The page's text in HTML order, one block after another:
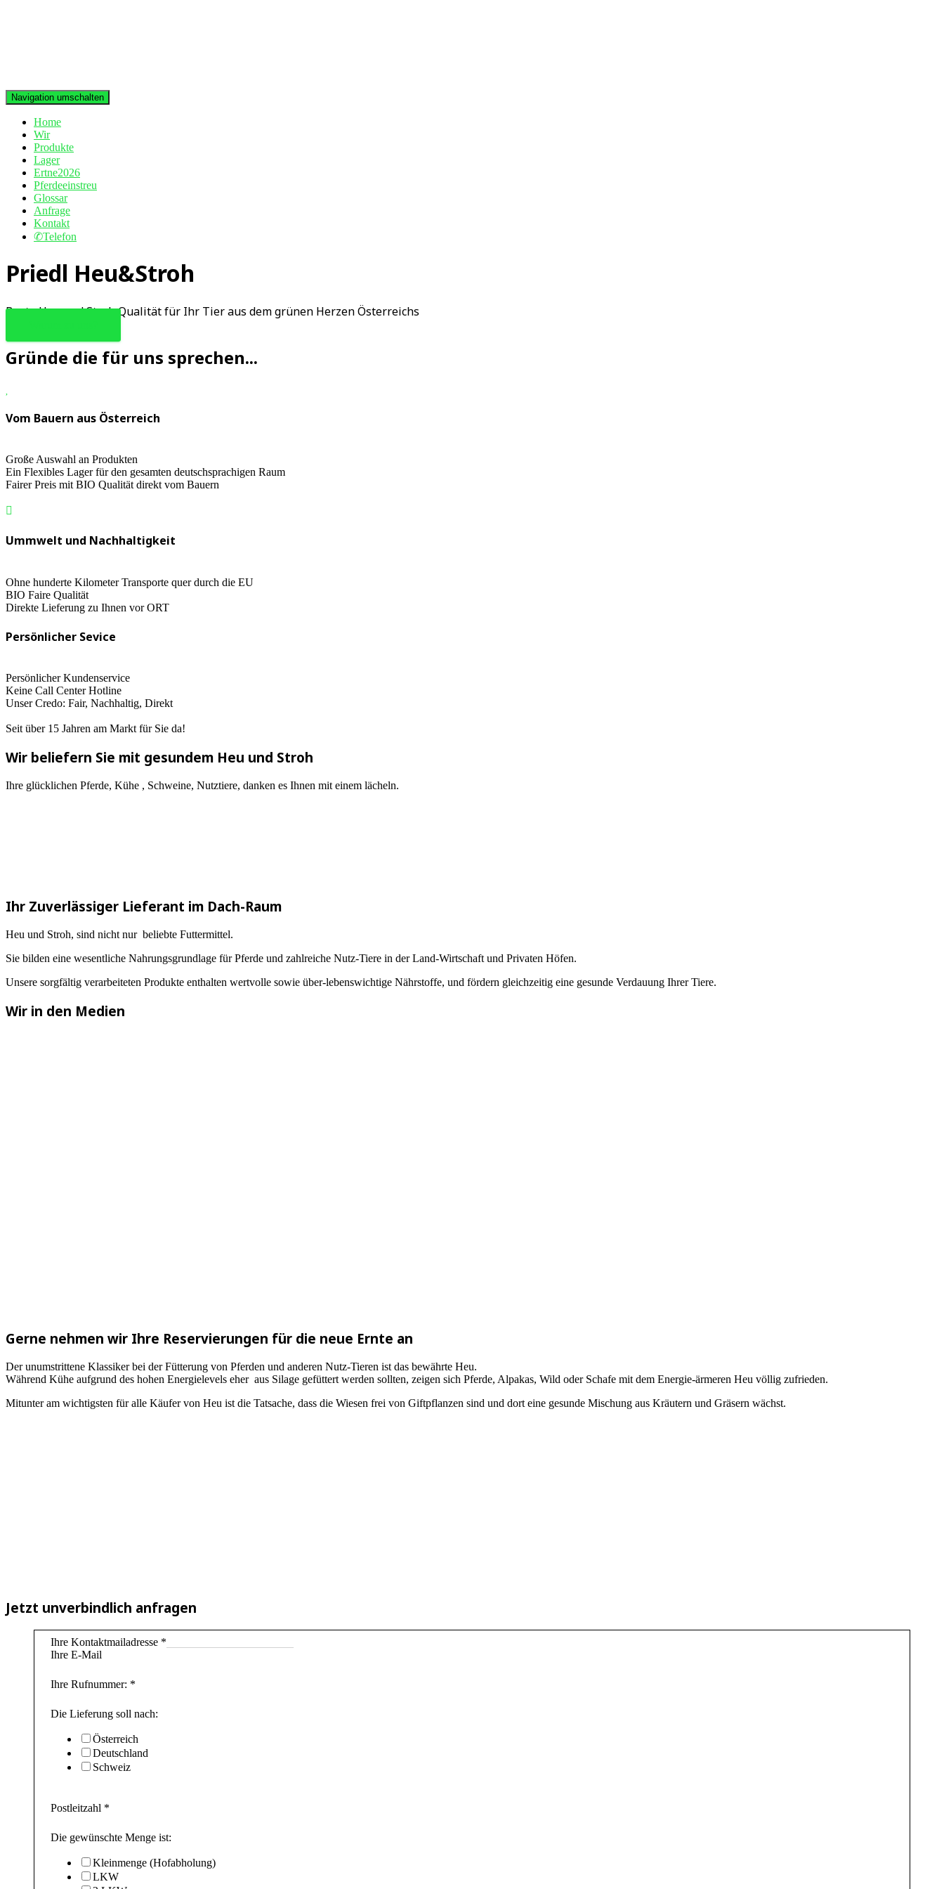
Navigation umschalten
Home
Wir
Produkte
Lager
Ertne2026
Pferdeeinstreu
Glossar
Anfrage
Kontakt
✆Telefon
Priedl Heu&Stroh
Beste Heu und Stroh Qualität für Ihr Tier aus dem grünen Herzen Österreichs
Gründe die für uns sprechen...
Vom Bauern aus Österreich
Große Auswahl an Produkten
Ein Flexibles Lager für den gesamten deutschsprachigen Raum
Fairer Preis mit BIO Qualität direkt vom Bauern
Ummwelt und Nachhaltigkeit
Ohne hunderte Kilometer Transporte quer durch die EU
BIO Faire Qualität
Direkte Lieferung zu Ihnen vor ORT
Persönlicher Sevice
Persönlicher Kundenservice
Keine Call Center Hotline
Unser Credo: Fair, Nachhaltig, Direkt
Seit über 15 Jahren am Markt für Sie da!
Wir beliefern Sie mit gesundem Heu und Stroh
Ihre glücklichen Pferde, Kühe , Schweine, Nutztiere, danken es Ihnen mit einem lächeln.
Ihr Zuverlässiger Lieferant im Dach-Raum
Heu und Stroh, sind nicht nur beliebte Futtermittel.
Sie bilden eine wesentliche Nahrungsgrundlage für Pferde und zahlreiche Nutz-Tiere in der Land-Wirtschaft und Privaten Höfen.
Unsere sorgfältig verarbeiteten Produkte enthalten wertvolle sowie über-lebenswichtige Nährstoffe, und fördern gleichzeitig eine gesunde Verdauung Ihrer Tiere.
Wir in den Medien
Gerne nehmen wir Ihre Reservierungen für die neue Ernte an
Der unumstrittene Klassiker bei der Fütterung von Pferden und anderen Nutz-Tieren ist das bewährte Heu.
Während Kühe aufgrund des hohen Energielevels eher aus Silage gefüttert werden sollten, zeigen sich Pferde, Alpakas, Wild oder Schafe mit dem Energie-ärmeren Heu völlig zufrieden.
Mitunter am wichtigsten für alle Käufer von Heu ist die Tatsache, dass die Wiesen frei von Giftpflanzen sind und dort eine gesunde Mischung aus Kräutern und Gräsern wächst.
Jetzt unverbindlich anfragen
Ihre Kontaktmailadresse *
Ihre E-Mail
Ihre Rufnummer: *
Die Lieferung soll nach:
Österreich
Deutschland
Schweiz
Postleitzahl *
Die gewünschte Menge ist:
Kleinmenge (Hofabholung)
LKW